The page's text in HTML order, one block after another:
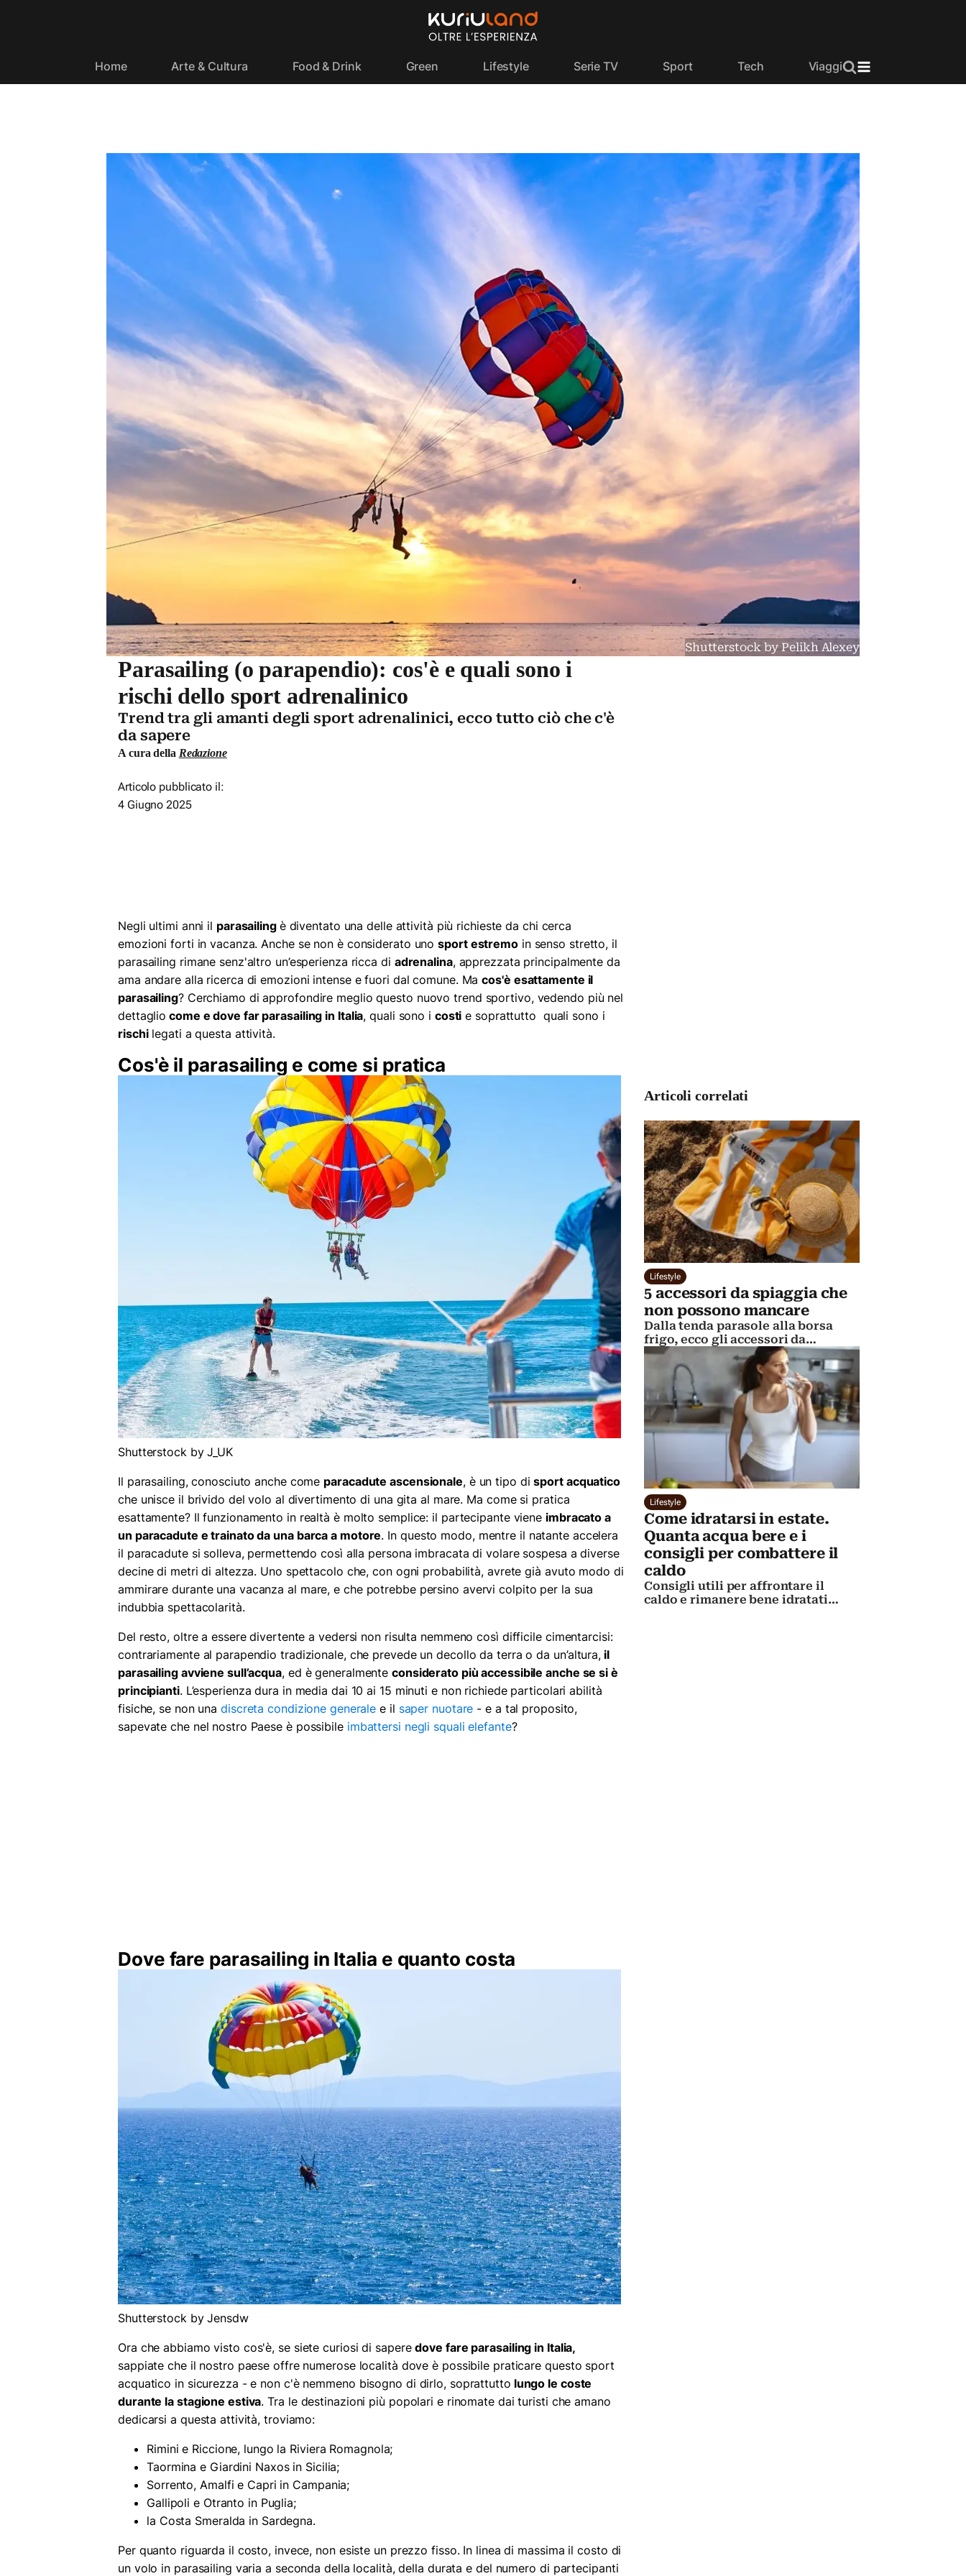
Home Arte & Cultura Food & Drink Green Lifestyle Serie TV Sport Tech Viaggi
Shutterstock by Pelikh Alexey
Parasailing (o parapendio): cos'è e quali sono i
rischi dello sport adrenalinico
Trend tra gli amanti degli sport adrenalinici, ecco tutto ciò che c'è
da sapere
A cura della Redazione
Articolo pubblicato il:
4 Giugno 2025
Negli ultimi anni il parasailing è diventato una delle attività più richieste da chi cerca
emozioni forti in vacanza. Anche se non è considerato unosport estremoin senso stretto, il
parasailing rimane senz'altro un’esperienza ricca di adrenalina, apprezzata principalmente da
ama andare alla ricerca di emozioni intense e fuori dal comune. Macos'è esattamente il
parasailing? Cerchiamo di approfondire meglio questo nuovo trend sportivo, vedendo più nel
dettaglio come e dove far parasailing in Italia, quali sono i costi e soprattutto quali sono i
rischilegati a questa attività.
Cos'è il parasailing e come si pratica
Shutterstock by J_UK
Il parasailing, conosciuto anche come paracadute ascensionale, è un tipo disport acquatico
che unisce il brivido del volo al divertimento di una gita al mare. Ma come si pratica
esattamente? Il funzionamento in realtà è molto semplice: il partecipante viene imbracato a
un paracadute e trainato da una barca a motore. In questo modo, mentre il natante accelera
il paracadute si solleva, permettendo così alla persona imbracata di volare sospesa a diverse
decine di metri di altezza. Uno spettacolo che, con ogni probabilità, avrete già avuto modo di
ammirare durante una vacanza al mare, e che potrebbe persino avervi colpito per la sua
indubbia spettacolarità.
Del resto, oltre a essere divertente a vedersi non risulta nemmeno così difficile cimentarcisi:
contrariamente al parapendio tradizionale, che prevede un decollo da terra o da un’altura, il
parasailing avviene sull’acqua, ed è generalmente considerato più accessibile anche se si è
principianti. L’esperienza dura in media dai 10 ai 15 minuti e non richiede particolari abilità
fisiche, se non una discreta condizione generale e il saper nuotare - e a tal proposito,
sapevate che nel nostro Paese è possibile imbattersi negli squali elefante?
Dove fare parasailing in Italia e quanto costa
Shutterstock by Jensdw
Ora che abbiamo visto cos'è, se siete curiosi di saperedove fare parasailing in Italia,
sappiate che il nostro paese offre numerose località dove è possibile praticare questo sport
acquatico in sicurezza - e non c'è nemmeno bisogno di dirlo, soprattutto lungo le coste
durante la stagione estiva. Tra le destinazioni più popolari e rinomate dai turisti che amano
dedicarsi a questa attività, troviamo:
Rimini e Riccione, lungo la Riviera Romagnola;
Taormina e Giardini Naxos in Sicilia;
Sorrento, Amalfi e Capri in Campania;
Gallipoli e Otranto in Puglia;
la Costa Smeralda in Sardegna.
Per quanto riguarda il costo, invece, non esiste un prezzo fisso. In linea di massima il costo di
un volo in parasailing varia a seconda della località, della durata e del numero di partecipanti
Articoli correlati
Lifestyle
5 accessori da spiaggia che
non possono mancare
Dalla tenda parasole alla borsa
frigo, ecco gli accessori da
spiaggia utilissimi per l'estate 2026
Lifestyle
Come idratarsi in estate.
Quanta acqua bere e i
consigli per combattere il
caldo
Consigli utili per affrontare il
caldo e rimanere bene idratati